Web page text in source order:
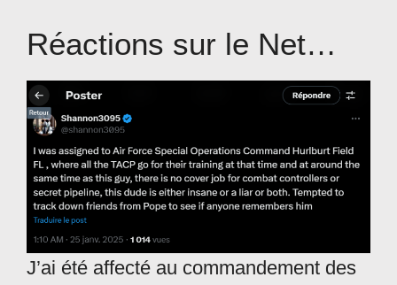
Réactions sur le Net…
J’ai été affecté au commandement des